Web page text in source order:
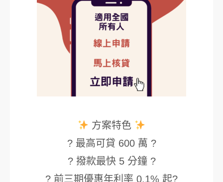
方案特色
? 最高可貸 600 萬 ?
? 撥款最快 5 分鐘 ?
? 前三期優惠年利率 0.1% 起?